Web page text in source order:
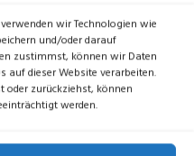
wir Technologien wie
und/oder darauf
zustimmst, können wir Daten
auf dieser Website verarbeiten.
oder zurückziehst, können
werden.
e.V. Münster eine
statt, an der 26
Klasse) gemeinsam mit
wurde das